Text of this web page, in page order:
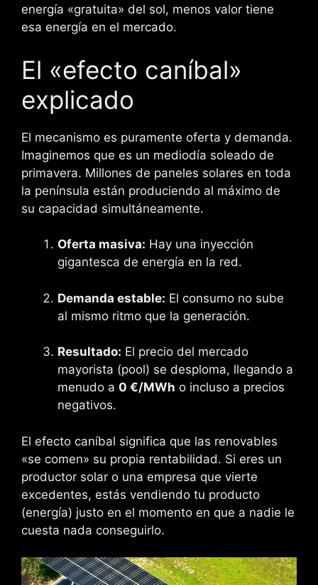
energía «gratuita» del sol, menos valor tiene
esa energía en el mercado.
El «efecto caníbal»
explicado
El mecanismo es puramente oferta y demanda.
Imaginemos que es un mediodía soleado de
primavera. Millones de paneles solares en toda
la península están produciendo al máximo de
su capacidad simultáneamente.
Oferta masiva: Hay una inyección
gigantesca de energía en la red.
Demanda estable: El consumo no sube
al mismo ritmo que la generación.
Resultado: El precio del mercado
mayorista (pool) se desploma, llegando a
menudo a 0 €/MWh o incluso a precios
negativos.
El efecto caníbal significa que las renovables
«se comen» su propia rentabilidad. Si eres un
productor solar o una empresa que vierte
excedentes, estás vendiendo tu producto
(energía) justo en el momento en que a nadie le
cuesta nada conseguirlo.